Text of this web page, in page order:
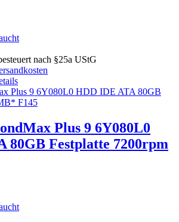
nach §25a UStG
Plus 9 6Y080L0
80GB Festplatte 7200rpm